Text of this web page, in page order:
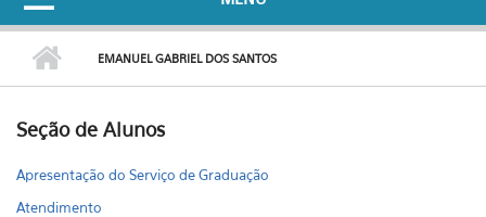
EMANUEL GABRIEL DOS SANTOS
Seção de Alunos
Apresentação do Serviço de Graduação
Atendimento